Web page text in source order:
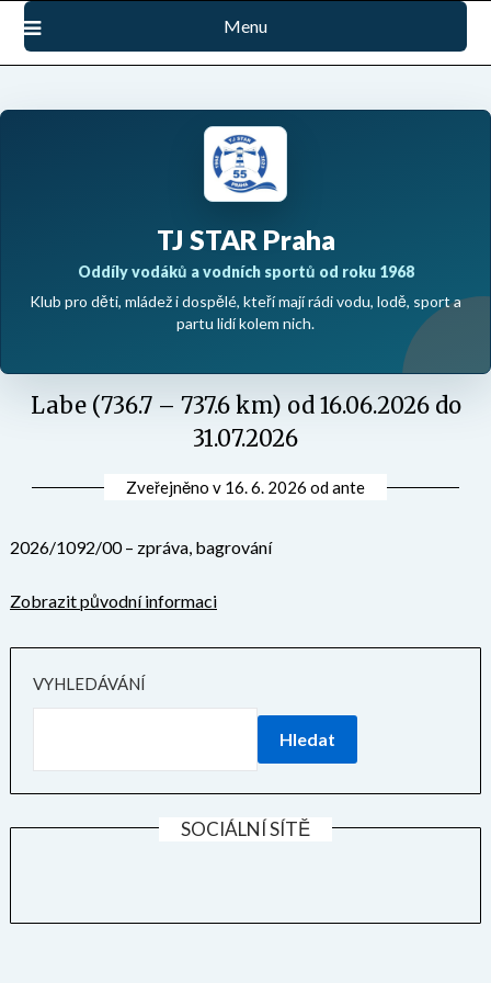
Přejdi
obsah
Menu
TJ STAR Praha
Oddíly vodáků a vodních sportů od roku 1968
Klub pro děti, mládež i dospělé, kteří mají rádi vodu, lodě, sport a
partu lidí kolem nich.
Labe (736.7 – 737.6 km) od 16.06.2026 do
31.07.2026
Zveřejněno v 16. 6. 2026 odante
2026/1092/00 – zpráva, bagrování
Zobrazit původní informaci
VYHLEDÁVÁNÍ
Hledat
SOCIÁLNÍ SÍTĚ